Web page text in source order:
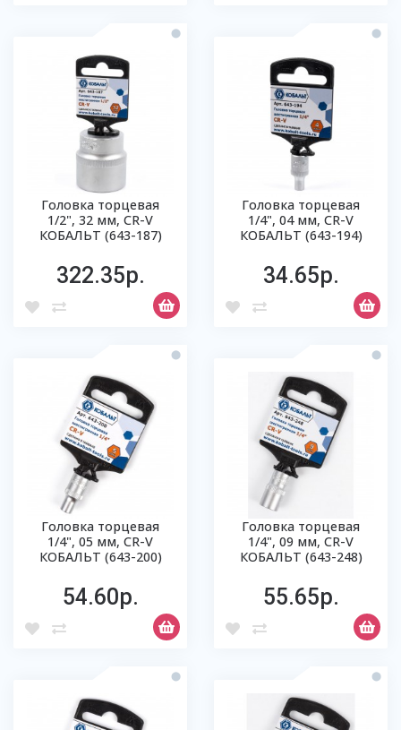
Головка торцевая
1/2", 32 мм, CR-V
КОБАЛЬТ (643-187)
322.35р.
Головка торцевая
1/4", 04 мм, CR-V
КОБАЛЬТ (643-194)
34.65р.
Головка торцевая
1/4", 05 мм, CR-V
КОБАЛЬТ (643-200)
54.60р.
Головка торцевая
1/4", 09 мм, CR-V
КОБАЛЬТ (643-248)
55.65р.